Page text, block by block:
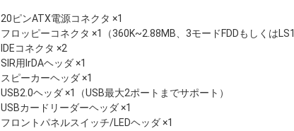
20ピンATX電源コネクタ ×1
フロッピーコネクタ ×1（360K~2.88MB、3モードFDDもしくは
IDEコネクタ ×2
SIR用IrDAヘッダ ×1
スピーカーヘッダ ×1
USB2.0ヘッダ ×1（USB最大2ポートまでサポート）
USBカードリーダーヘッダ ×1
フロントパネルスイッチ/LEDヘッダ ×1